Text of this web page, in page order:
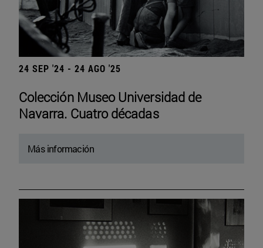
24 SEP '24 - 24 AGO '25
Colección Museo Universidad de
Navarra. Cuatro décadas
Más información